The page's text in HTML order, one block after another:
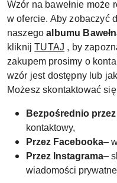
Wzór na bawełnie może
w ofercie. Aby zobaczyć
naszegoalbumu
kliknijTUTAJ , by
zakupem prosimy o
wzór jest dostępny lub
Możesz skontaktować
Bezpośrednio
kontaktowy,
Przez Facebooka–
Przez Instagrama–
wiadomości